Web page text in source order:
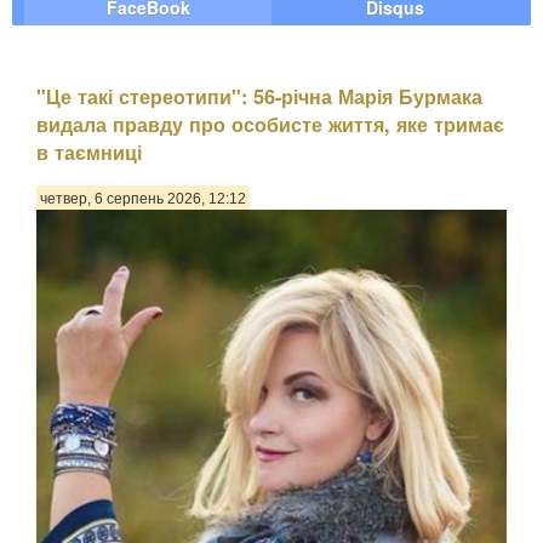
FaceBook Disqus
"Це такі стереотипи": 56-річна Марія Бурмака
видала правду про особисте життя, яке тримає
в таємниці
четвер, 6 серпень 2026, 12:12